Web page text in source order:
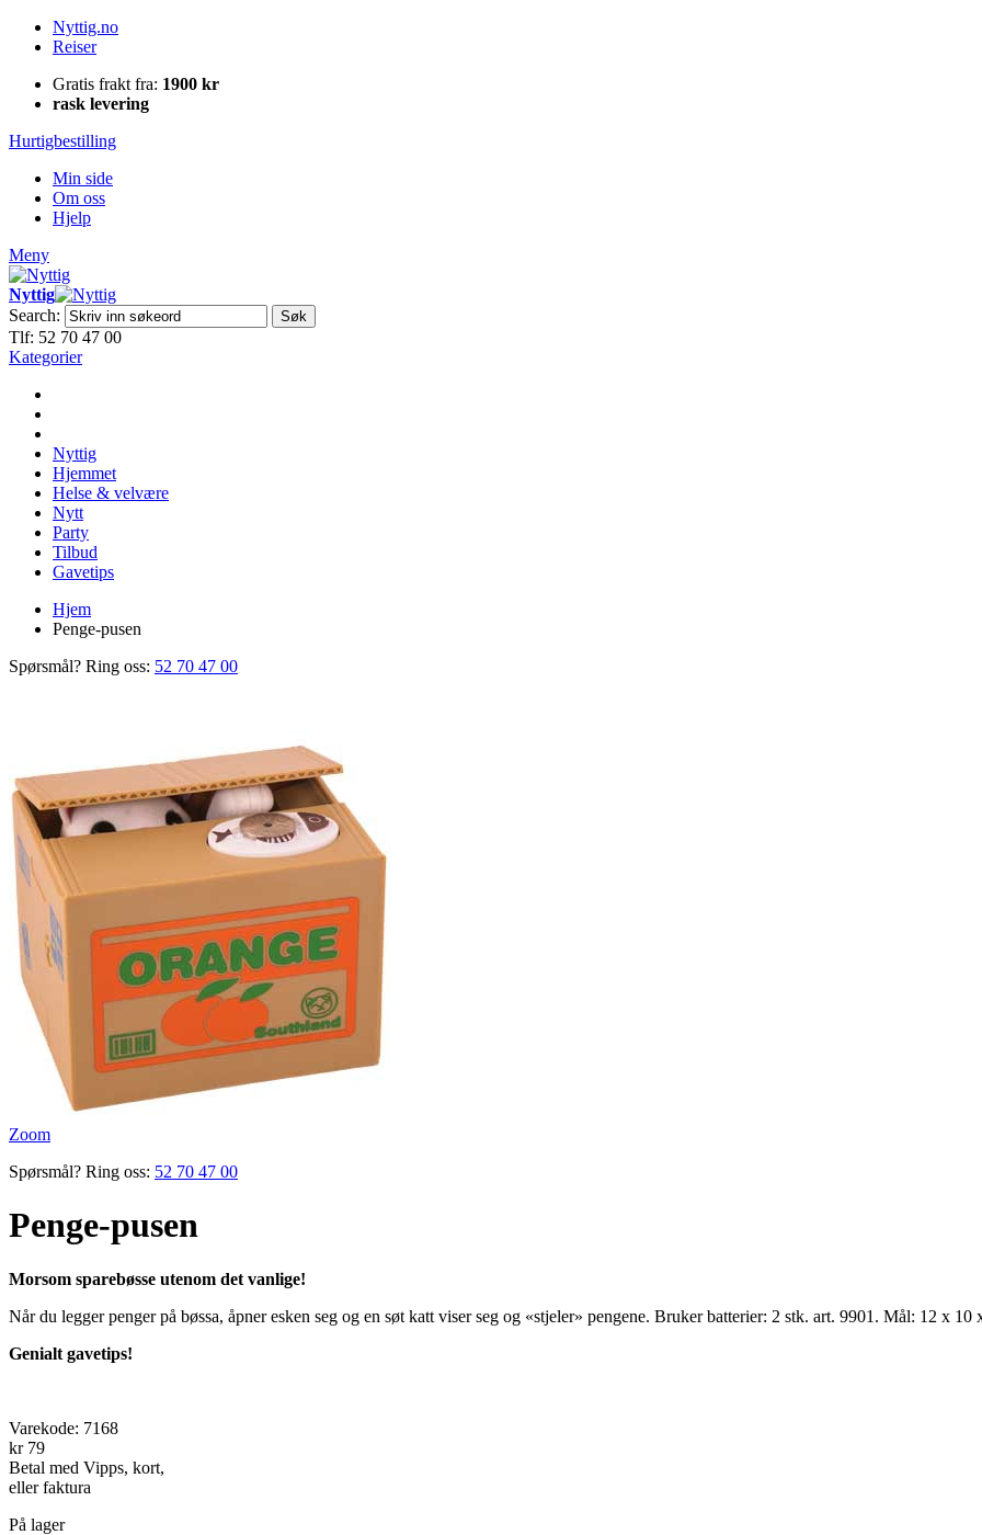
Nyttig.no
Reiser
Gratis frakt fra: 1900 kr
rask levering
Hurtigbestilling
Min side
Om oss
Hjelp
Meny
Nyttig
Search:
Søk
Tlf: 52 70 47 00
Kategorier
Nyttig
Hjemmet
Helse & velvære
Nytt
Party
Tilbud
Gavetips
Hjem
Penge-pusen
Spørsmål? Ring oss: 52 70 47 00
Zoom
Spørsmål? Ring oss: 52 70 47 00
Penge-pusen
Morsom sparebøsse utenom det vanlige!
Når du legger penger på bøssa, åpner esken seg og en søt katt viser seg og «stjeler» pengene. Bruker batterier: 2 stk. art. 9901. Mål: 12 x 10
Genialt gavetips!
Varekode: 7168
kr 79
Betal med Vipps, kort,
eller faktura
På lager